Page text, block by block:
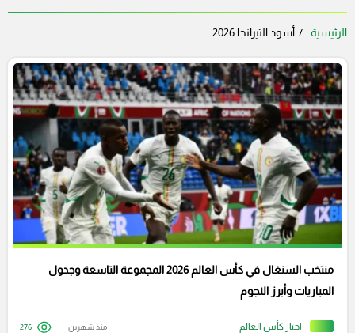
الرئيسية أسود التيرانجا 2026
اخبار كأس العالم
منتخب السنغال في كأس العالم 2026 المجموعة التاسعة وجدول
المباريات وأبرز النجوم
منذ شهرين 276